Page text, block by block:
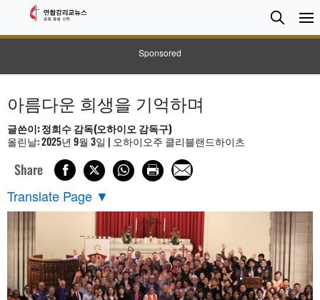
Sponsored
검
색
Search
아름다운 희생을 기억하며
글쓴이: 정희수 감독(오하이오 감독구)
올린날: 2025년 9월 3일 | 오하이오주 클리블랜드하이츠
Share
Translate Page ▼